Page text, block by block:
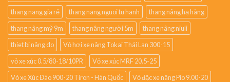
thang nang gia rẻ
thang nang nguoi tu hanh
thang nâng hạ hàng
thang nâng mỹ 9m
thang nâng người 5m
thang nâng niuli
thiet bi nâng do
Vỏ hơi xe nâng Tokai Thái Lan 300-15
vỏ xe xúc 0.5/80-18/10PR
Vỏ xe xúc MRF 20.5-25
Vỏ xe Xúc Đào 900-20 Tiron - Hàn Quốc
Vỏ đặc xe nâng Pio 9.00-20